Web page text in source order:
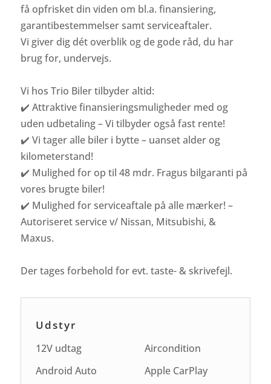
få opfrisket din viden om bl.a. finansiering,
garantibestemmelser samt serviceaftaler.
Vi giver dig dét overblik og de gode råd, du har
brug for, undervejs.
Vi hos Trio Biler tilbyder altid:
✔️ Attraktive finansieringsmuligheder med og
uden udbetaling – Vi tilbyder også fast rente!
✔️ Vi tager alle biler i bytte – uanset alder og
kilometerstand!
✔️ Mulighed for op til 48 mdr. Fragus bilgaranti på
vores brugte biler!
✔️ Mulighed for serviceaftale på alle mærker! –
Autoriseret service v/ Nissan, Mitsubishi, &
Maxus.
Der tages forbehold for evt. taste- & skrivefejl.
Udstyr
12V udtag
Aircondition
Android Auto
Apple CarPlay